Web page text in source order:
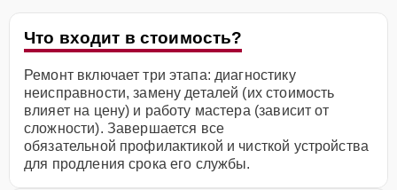
Что входит в стоимость?
Ремонт включает три этапа: диагностику
неисправности, замену деталей (их стоимость
влияет на цену) и работу мастера (зависит от
сложности). Завершается все
обязательной профилактикой и чисткой устройства
для продления срока его службы.